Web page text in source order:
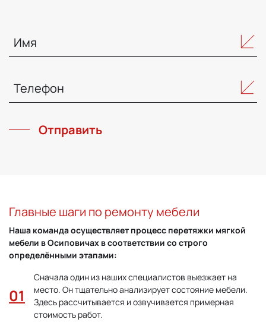
Отправить
Главные шаги по ремонту мебели
Наша команда осуществляет процесс перетяжки мягкой
мебели в Осиповичах в соответствии со строго
определёнными этапами:
Сначала один из наших специалистов выезжает на
место. Он тщательно анализирует состояние мебели.
Здесь рассчитывается и озвучивается примерная
стоимость работ.